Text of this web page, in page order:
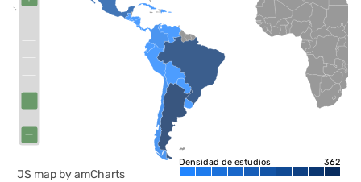
Densidad de estudios 362
JS map by amCharts